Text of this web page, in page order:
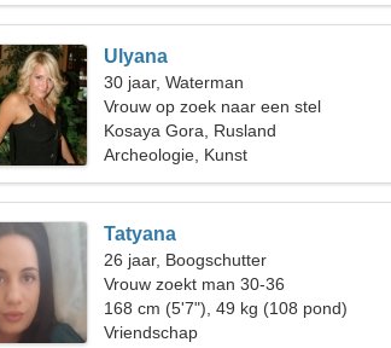
Ulyana
30 jaar, Waterman
Vrouw op zoek naar een stel
Kosaya Gora, Rusland
Archeologie, Kunst
Tatyana
26 jaar, Boogschutter
Vrouw zoekt man 30-36
168 cm (5'7"), 49 kg (108 pond)
Vriendschap